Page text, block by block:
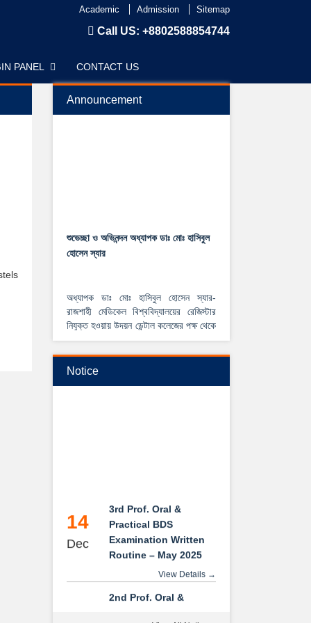
Academic Admission Sitemap
Call US: +8802588854744
PANEL CONTACT US
Announcement
শুভেচ্ছা ও অভিনন্দন অধ্যাপক ডাঃ মোঃ হাসিবুল
অধ্যাপক ডাঃ মোঃ হাসিবুল হোসেন স্যার-
রাজশাহী মেডিকেল বিশ্ববিদ্যালয়ের রেজিস্টার
নিযুক্ত হওয়ায় উদয়ন ডেন্টাল কলেজের পক্ষ থেকে
আন্তরিক শুভেচ্ছা ও অভিনন্দন।
View Details →
Notice
14
Dec